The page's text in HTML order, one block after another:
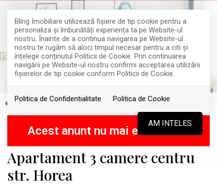
Bling Imobiliare utilizează fişiere de tip cookie pentru a
personaliza și îmbunătăți experiența ta pe Website-ul
nostru. Înainte de a continua navigarea pe Website-ul
nostru te rugăm să aloci timpul necesar pentru a citi și
înțelege conținutul Politicii de Cookie. Prin continuarea
navigării pe Website-ul nostru confirmi acceptarea utilizării
fişierelor de tip cookie conform Politicii de Cookie.
Politica de Confidentialitate Politica de Cookie
AM INTELES
Inchiriere Apartamente Cluj-Napoca Central
Acest anunt nu mai este activ !
Apartament 3 camere centru
str. Horea